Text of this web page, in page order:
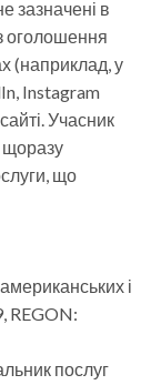
зазначені в
оголошення
(наприклад, у
Instagram
Учасник
щоразу
що
і
REGON:
послуг